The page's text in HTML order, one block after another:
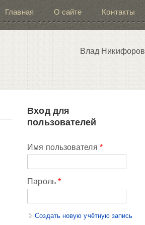
Главная О сайте Контакты
Влад Никифоров
Вход для
пользователей
Имя пользователя *
Пароль *
Создать новую учётную запись